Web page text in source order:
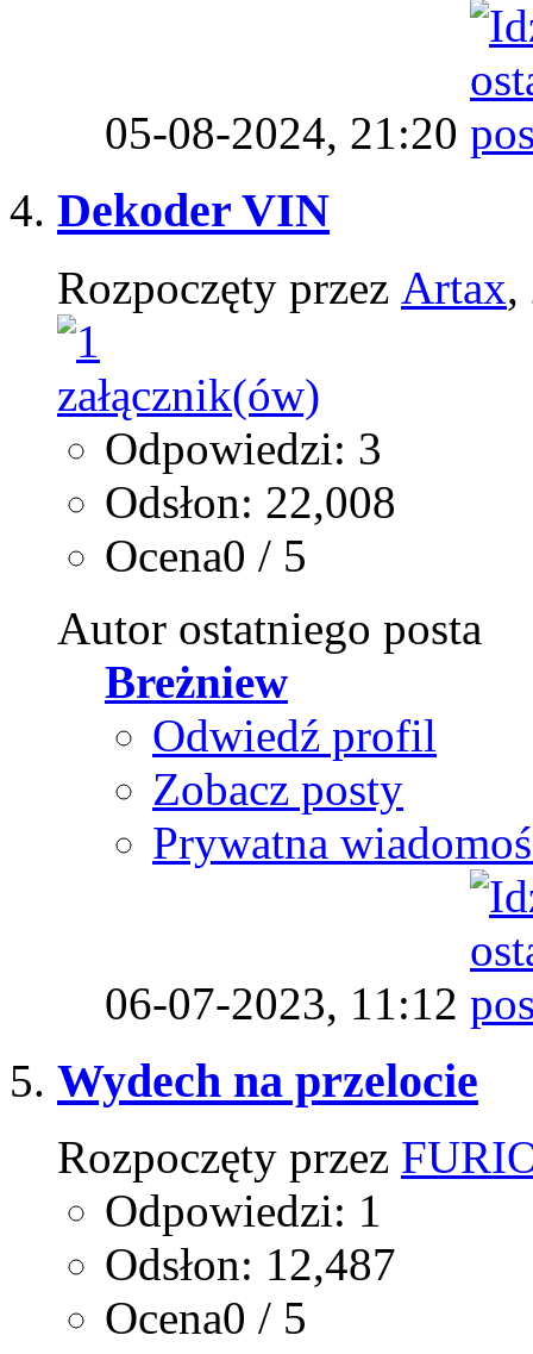
05-08-2024, 21:20
Dekoder VIN
Rozpoczęty przez Artax,
Odpowiedzi: 3
Odsłon: 22,008
Ocena0 / 5
Autor ostatniego posta
Breżniew
Odwiedź profil
Zobacz posty
Prywatna
06-07-2023, 11:12
Wydech na przelocie
Rozpoczęty przez
Odpowiedzi: 1
Odsłon: 12,487
Ocena0 / 5